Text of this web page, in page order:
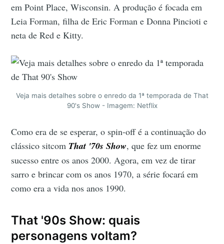
em Point Place, Wisconsin. A produção é focada em
Leia Forman, filha de Eric Forman e Donna Pincioti e
neta de Red e Kitty.
Veja mais detalhes sobre o enredo da 1ª temporada de That
90's Show - Imagem: Netflix
Como era de se esperar, o spin-off é a continuação do
clássico sitcom That '70s Show, que fez um enorme
sucesso entre os anos 2000. Agora, em vez de tirar
sarro e brincar com os anos 1970, a série focará em
como era a vida nos anos 1990.
That '90s Show: quais
personagens voltam?